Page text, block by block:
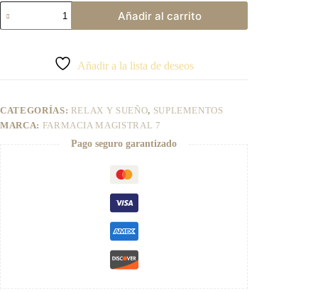
SPRAY
MELATONINAFAST
FARMACIA
Añadir al carrito
a
t
Añadir a la lista de deseos
CATEGORÍAS: RELAX Y SUEÑO, SUPLEMENTOS
MARCA: FARMACIA MAGISTRAL 7
Pago seguro garantizado